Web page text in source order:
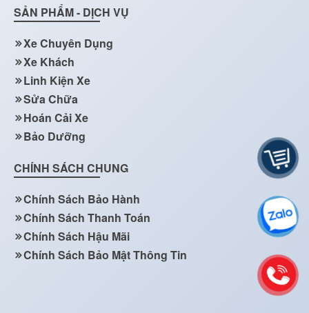
SẢN PHẨM - DỊCH VỤ
Xe Chuyên Dụng
Xe Khách
Linh Kiện Xe
Sửa Chữa
Hoán Cải Xe
Bảo Dưỡng
CHÍNH SÁCH CHUNG
Chính Sách Bảo Hành
Chính Sách Thanh Toán
Chính Sách Hậu Mãi
Chính Sách Bảo Mật Thông Tin